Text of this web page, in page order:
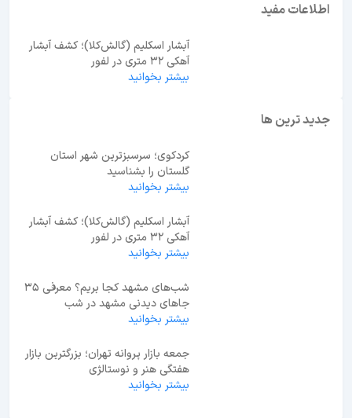
اطلاعات مفید
آبشار اسکلیم (گالش‌کلا)؛ کشف آبشار
آهکی ۳۲ متری در لفور
بیشتر بخوانید
جدید ترین ها
کردکوی؛ سرسبزترین شهر استان
گلستان را بشناسید
بیشتر بخوانید
آبشار اسکلیم (گالش‌کلا)؛ کشف آبشار
آهکی ۳۲ متری در لفور
بیشتر بخوانید
شب‌های مشهد کجا بریم؟ معرفی 35
جاهای دیدنی مشهد در شب
بیشتر بخوانید
جمعه بازار پروانه تهران؛ بزرگترین بازار
هفتگی هنر و نوستالژی
بیشتر بخوانید